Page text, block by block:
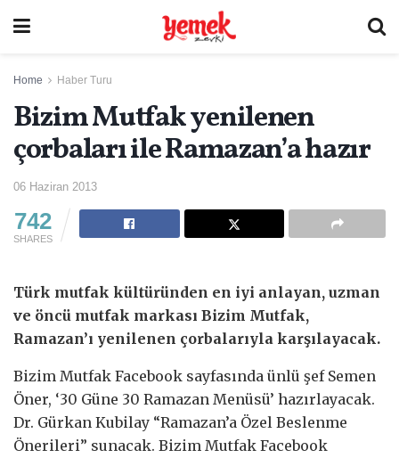
Home Haber Turu
Bizim Mutfak yenilenen
çorbaları ile Ramazan’a hazır
06 Haziran 2013
742
SHARES
Türk mutfak kültüründen en iyi anlayan, uzman
ve öncü mutfak markası Bizim Mutfak,
Ramazan’ı yenilenen çorbalarıyla karşılayacak.
Bizim Mutfak Facebook sayfasında ünlü şef Semen
Öner, ‘30 Güne 30 Ramazan Menüsü’ hazırlayacak.
Dr. Gürkan Kubilay “Ramazan’a Özel Beslenme
Önerileri” sunacak. Bizim Mutfak Facebook